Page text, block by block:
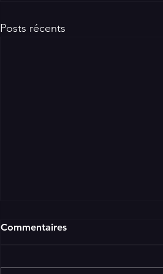
Posts récents
Commentaires